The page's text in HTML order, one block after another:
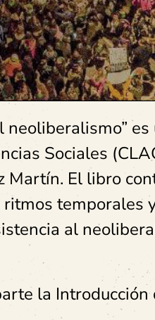
neoliberalismo”
Sociales
El libro
temporales
al
la Introducción